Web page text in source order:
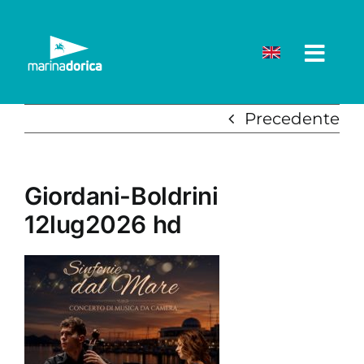
contenuto
Precedente
Giordani-Boldrini
12lug2026 hd